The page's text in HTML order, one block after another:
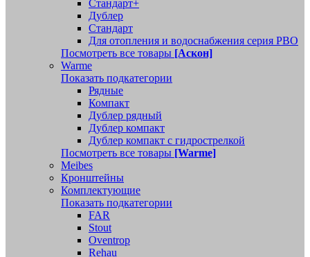
Стандарт+
Дублер
Стандарт
Для отопления и водоснабжения серия РВО
Посмотреть все товары [Аскон]
Warme
Показать подкатегории
Рядные
Компакт
Дублер рядный
Дублер компакт
Дублер компакт с гидрострелкой
Посмотреть все товары [Warme]
Meibes
Кронштейны
Комплектующие
Показать подкатегории
FAR
Stout
Oventrop
Rehau